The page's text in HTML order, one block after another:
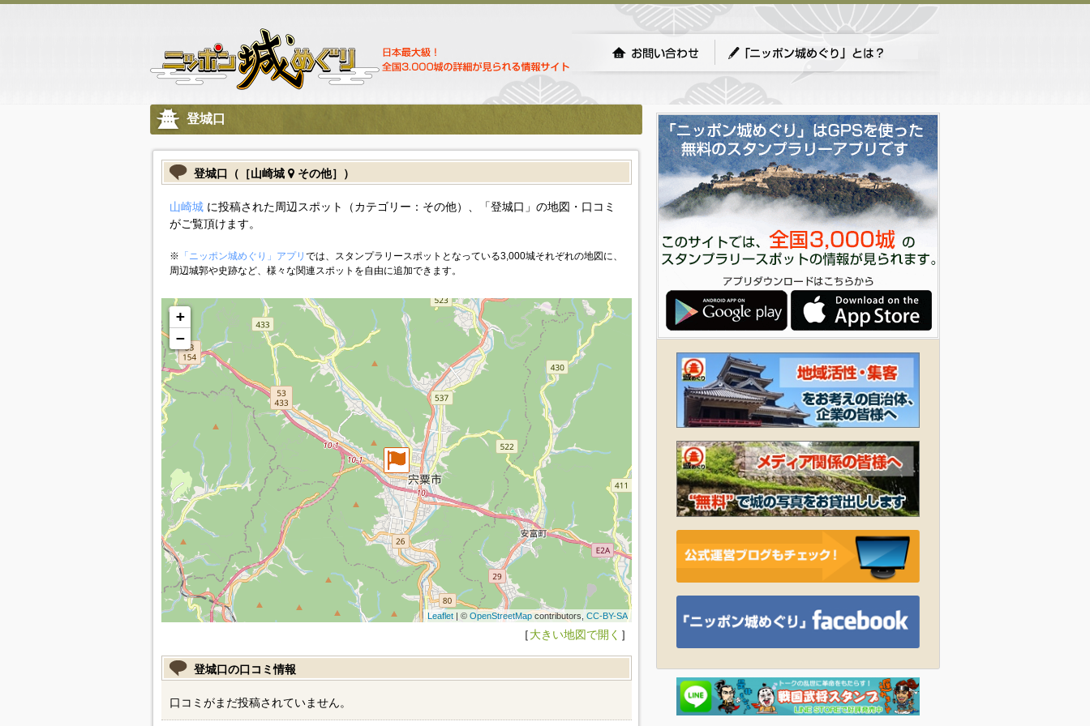
登城口
登城口（［山崎城 その他］）
山崎城に投稿された周辺スポット（カテゴリー：その他）、「登城口」の地図・口コミ
がご覧頂けます。
※ 「ニッポン城めぐり」アプリ では、スタンプラリースポットとなっている3,000城それぞれの地図に、
周辺城郭や史跡など、様々な関連スポットを自由に追加できます。
+
−
Leaflet| © OpenStreetMapcontributors, CC-BY-SA
［大きい地図で開く ］
登城口の口コミ情報
口コミがまだ投稿されていません。